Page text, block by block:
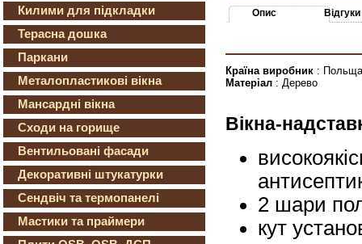
Килими для підкладки
Терасна дошка
Паркани
Металопластикові вікна
Мансардні вікна
Сходи на горище
Вентильовані фасади
Декоративні штукатурки
Сендвіч та термопанелі
Мастики та праймери
Опис Відгуки
Країна виробник : Польща
Матеріал : Дерево
Вікна-
2 шари
кут